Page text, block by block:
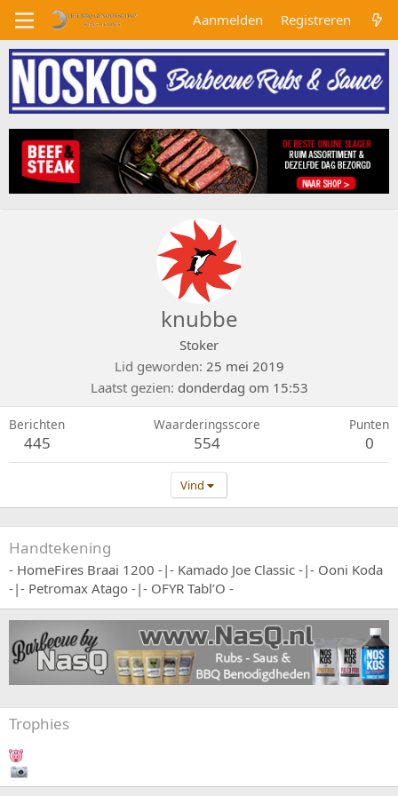
Aanmelden Registreren
knubbe
Stoker
Lid geworden 25 mei 2019
Laatst gezien donderdag om 15:53
Berichten
445
Waarderingsscore
554
Punten
0
Vind
Handtekening
- HomeFires Braai 1200 -|- Kamado Joe Classic -|- Ooni Koda
-|- Petromax Atago -|- OFYR Tabl’O -
Trophies